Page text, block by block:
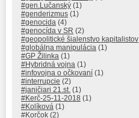
#gen.Lučanský (1)
#genderizmus (1)
#genocida (4)
#genocída v SR (2)
#geopolitické šialenstvo kapitalistov
#globálna manipulácia (1)
#GP Žilinka (1)
#Hybridná vojna (1)
#infovojna o očkovaní (1)
#interrupcie (2)
#janičiari 21.st. (1)
#Kerč-25-11-2018 (1)
#Kolíková (1)
#Korčok (2)